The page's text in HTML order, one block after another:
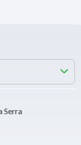
Serra